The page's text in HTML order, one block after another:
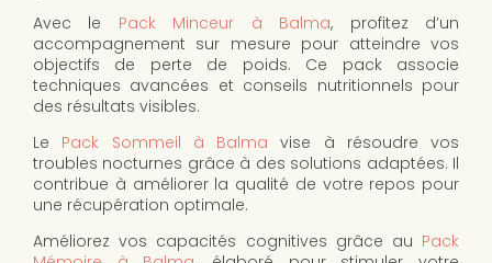
Avec le Pack Minceur à Balma, profitez d’un
accompagnement sur mesure pour atteindre vos
objectifs de perte de poids. Ce pack associe
techniques avancées et conseils nutritionnels pour
des résultats visibles.
Le Pack Sommeil à Balma vise à résoudre vos
troubles nocturnes grâce à des solutions adaptées. Il
contribue à améliorer la qualité de votre repos pour
une récupération optimale.
Améliorez vos capacités cognitives grâce au Pack